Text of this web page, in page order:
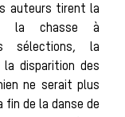
Héritage
la
auteurs tirent la
la chasse à
sélections, la
disparition des
ne serait plus
fin de la danse de